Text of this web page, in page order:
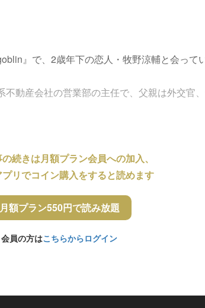
』で、2歳年下の恋人・牧野涼輔と会ってい
動産会社の営業部の主任で、父親は外交官
続きは月額プラン会員への加入、
プリでコイン購入をすると読めます
月額プラン550円で読み放題
会員の方はこちらからログイン